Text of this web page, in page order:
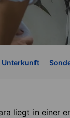
Unterkunft
liegt in einer